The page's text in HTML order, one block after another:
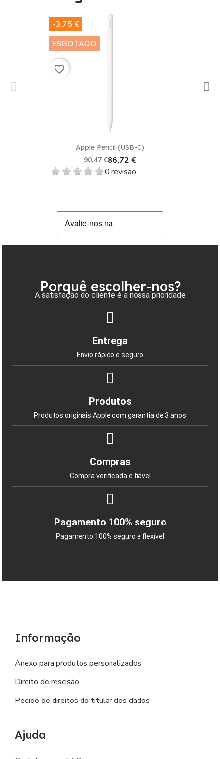
Apple Pencil (USB-C)
90,47 €86,72 €
0 revisão
-3,75 €
ESGOTADO
favorite_border
Porquê escolher-nos?
A satisfação do cliente é a nossa prioridade
Entrega
Envio rápido e seguro
Produtos
Produtos originais Apple com garantia de 3 anos
Compras
Compra verificada e fiável
Pagamento 100% seguro
Pagamento 100% seguro e flexível
Informação
Anexo para produtos personalizados
Direito de rescisão
Pedido de direitos do titular dos dados
Ajuda